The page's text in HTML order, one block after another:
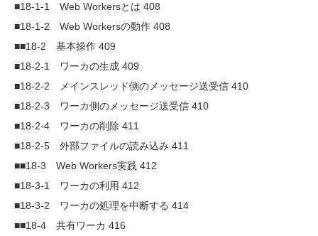
■18-1-1 Web Workersとは 408
■18-1-2 Web Workersの動作 408
■■18-2 基本操作 409
■18-2-1 ワーカの生成 409
■18-2-2 メインスレッド側のメッセージ送受信 410
■18-2-3 ワーカ側のメッセージ送受信 410
■18-2-4 ワーカの削除 411
■18-2-5 外部ファイルの読み込み 411
■■18-3 Web Workers実践 412
■18-3-1 ワーカの利用 412
■18-3-2 ワーカの処理を中断する 414
■■18-4 共有ワーカ 416